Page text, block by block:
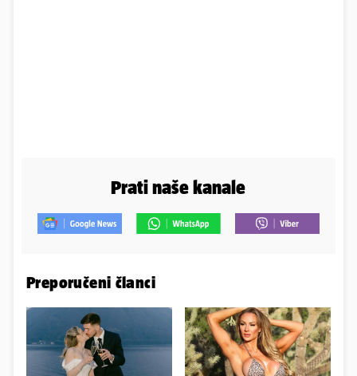
Prati naše kanale
Preporučeni članci